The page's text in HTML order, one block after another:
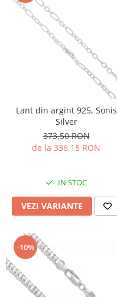
Lant din argint 925, Sonis
Silver
373,50 RON
de la 336,15 RON
IN STOC
VEZI VARIANTE
-10%